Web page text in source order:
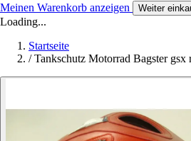
Meinen Warenkorb anzeigen Weiter
Loading...
Startseite
/ Tankschutz Motorrad Bagster gsx